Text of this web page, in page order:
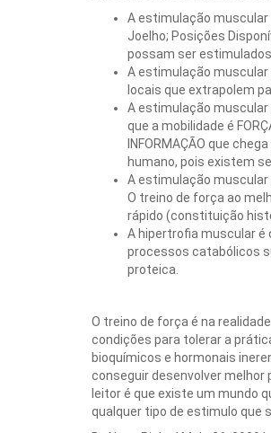
A estimulação muscular
Joelho; Posições
possam ser
A estimulação
locais que extrapolem
A estimulação muscular
que a mobilidade é
INFORMAÇÃO que
humano, pois existem
A estimulação muscular
O treino de força ao
rápido (constituição
A hipertrofia muscular é
processos catabólicos
proteica.
O treino de força é na
condições para tolerar a
bioquímicos e hormonais
conseguir desenvolver
leitor é que existe um mundo
qualquer tipo de estimulo que